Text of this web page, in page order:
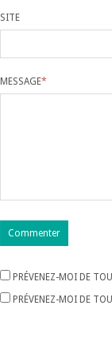
SITE
MESSAGE*
PRÉVENEZ-MOI DE
PRÉVENEZ-MOI DE